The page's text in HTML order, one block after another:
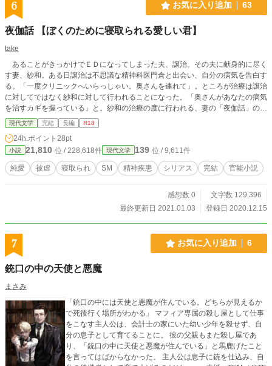
6 お気に入り追加 63
夜伽話 【ぼくのために寝取られる愛しい君】
take
あることがきっかけでＥＤになってしまった夫、譲治。その夫に献身的に尽く
す妻、紗和。ある日譲治は不思議な精神科医門倉と出会い、自分の病気を告白す
る。「一度クリニックへいらっしゃい。奥さんを連れて」。ところが治療は譲治
に対してではなく紗和に対して行われることになった。「奥さんがあなたの病気
を治すカギを握っている」と。紗和の治療の度に行われる、妻の「夜伽話」のお
陰なのか、譲治は次第に妻の痴態や妻の手で性の機能を回復する。だが、どうし
てもフィニッシュできない。妻の中で思いを遂げることができず、「中折れ」を
繰り返してしまう。そのうちに妻が他人に抱かれる様を想像すると激しく勃起す
るようになるものの、妻の紗和が次第に門倉の「性戯」の虜になってゆくのでは
ないかという疑念に苛まれてゆく。そうしてついにＥＤの原因になったある疑惑
にたどりつくのだが・・・。 ノクターンノベルズさんに先行掲載中のもので
現代文学 完結 長編 R18
24h.ポイント 28pt
小説 21,810 位 / 228,618件 現代文学 139 位 / 9,611件
純愛 被虐 寝取られ SM 精神疾患 シリアス 完結 官能小説
感想数 0
文字数 129,396
最終更新日 2021.01.03
登録日 2020.12.15
7 お気に入り追加 6
銃口の中の天使と悪魔
まさみ
「銃口の中には天使と悪魔が住んでいる。どちらが見えるか
で死後行く場所がわかる」 マフィア専属の殺し屋として仕事
をこなす主人公は、会計士の家にいた幼い少年を殺せず、自
分の息子として育てることに。 彼の父親もまた殺し屋であ
り、「銃口の中に天使と悪魔が住んでいる」と馬鹿げたこと
を言ってはばからなかった。 主人公は息子に銃を仕込み、自